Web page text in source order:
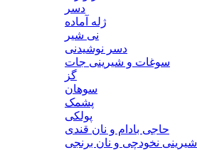
دسر
ژله آماده
نی شیر
دسر نوشیدنی
سوغات و شیرینی جات
گز
سوهان
پشمک
پولکی
حاجی بادام و نان قندی
شیرینی نخودچی و نان برنجی